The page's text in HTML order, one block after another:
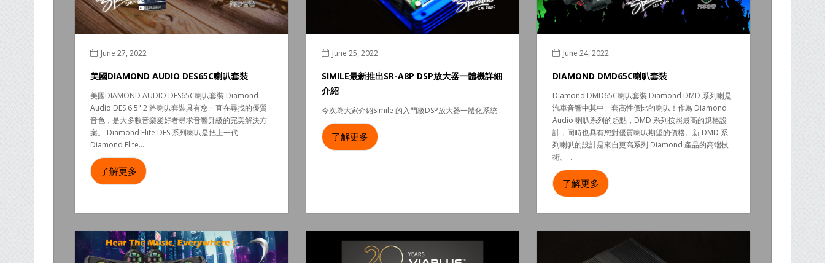
June 27, 2022
美國DIAMOND AUDIO DES65C喇叭套裝
美國DIAMOND AUDIO DES65C喇叭套裝 Diamond
Audio DES 6.5" 2 路喇叭套裝具有您一直在尋找的優質
音色，是大多數音樂愛好者尋求音響升級的完美解決方
案。 Diamond Elite DES 系列喇叭是把上一代
Diamond Elite...
了解更多
June 25, 2022
SIMILE最新推出SR-A8P DSP放大器一體機詳細
介紹
今次為大家介紹Simile 的入門級DSP放大器一體化系統...
了解更多
June 24, 2022
DIAMOND DMD65C喇叭套裝
Diamond DMD65C喇叭套裝 Diamond DMD 系列喇是
汽車音響中其中一套高性價比的喇叭！作為 Diamond
Audio 喇叭系列的起點，DMD 系列按照最高的規格設
計，同時也具有您對優質喇叭期望的價格。新 DMD 系
列喇叭的設計是來自更高系列 Diamond 產品的高端技
術。...
了解更多